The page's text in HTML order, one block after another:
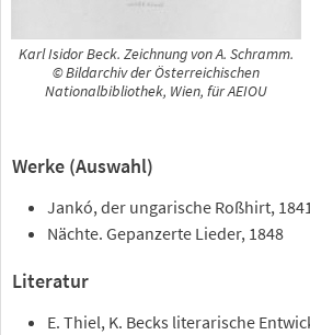
Karl Isidor Beck. Zeichnung von A. Schramm.
© Bildarchiv der Österreichischen
Nationalbibliothek, Wien, für AEIOU
Werke (Auswahl)
Jankó, der ungarische Roßhirt, 1841
Nächte. Gepanzerte Lieder, 1848
Literatur
E. Thiel, K. Becks literarische